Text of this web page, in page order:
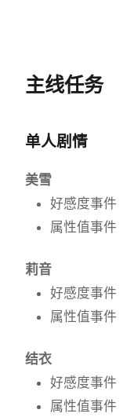
主线任务
单人剧情
美雪
好感度事件
属性值事件
莉音
好感度事件
属性值事件
结衣
好感度事件
属性值事件